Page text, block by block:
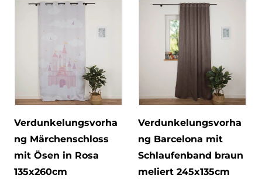
Verdunkelungsvorha
ng Märchenschloss
mit Ösen in Rosa
135x260cm
Verdunkelungsvorha
ng Barcelona mit
Schlaufenband braun
meliert 245x135cm